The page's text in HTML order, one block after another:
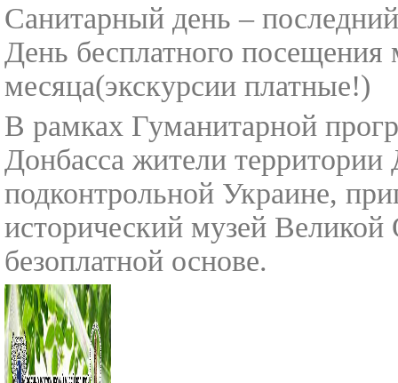
Санитарный день –
День бесплатного посещения
месяца(экскурсии платные!)
В рамках Гуманитарной
Донбасса жители территории
подконтрольной Украине,
исторический музей
безоплатной основе.